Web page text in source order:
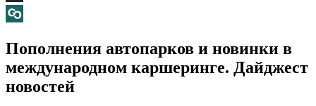
Пополнения автопарков и новинки в
международном каршеринге. Дайджест
новостей